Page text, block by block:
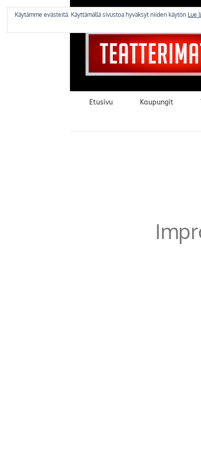
Etusivu Kaupungit
Käytämme evästeitä. Käyttämällä sivustoa hyväksyt niiden käytön Lue